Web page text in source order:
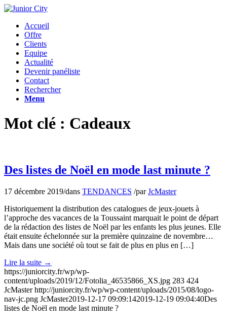
Accueil
Offre
Clients
Equipe
Actualité
Devenir panéliste
Contact
Rechercher
Menu
Mot clé : Cadeaux
Des listes de Noël en mode last minute ?
17 décembre 2019/dans TENDANCES /parJcMaster
Historiquement la distribution des catalogues de jeux-jouets à
l’approche des vacances de la Toussaint marquait le point de départ
de la rédaction des listes de Noël par les enfants les plus jeunes. Elle
était ensuite échelonnée sur la première quinzaine de novembre…
Mais dans une société où tout se fait de plus en plus en […]
Lire la suite →
https://juniorcity.fr/wp/wp-
content/uploads/2019/12/Fotolia_46535866_XS.jpg 283 424
JcMaster http://juniorcity.fr/wp/wp-content/uploads/2015/08/logo-
nav-jc.png JcMaster2019-12-17 09:09:142019-12-19 09:04:40Des
listes de Noël en mode last minute ?